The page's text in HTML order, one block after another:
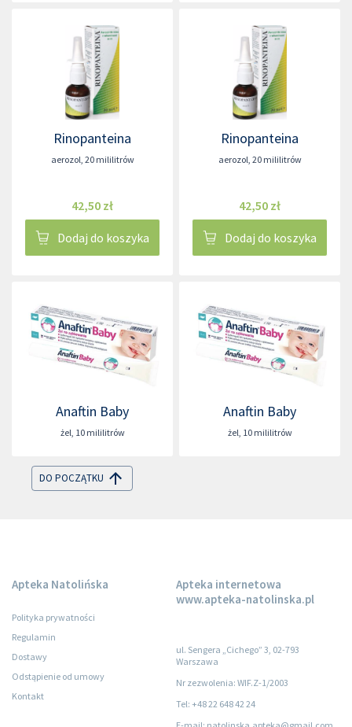
Rinopanteina
aerozol, 20 mililitrów
42,50 zł
Dodaj do koszyka
Rinopanteina
aerozol, 20 mililitrów
42,50 zł
Dodaj do koszyka
Anaftin Baby
żel, 10 mililitrów
Anaftin Baby
żel, 10 mililitrów
DO POCZĄTKU
Apteka Natolińska
Polityka prywatności
Regulamin
Dostawy
Odstąpienie od umowy
Kontakt
Apteka internetowa
www.apteka-natolinska.pl
ul. Sengera „Cichego” 3, 02-793
Warszawa
Nr zezwolenia: WIF.Z-1/2003
Tel: +48 22 648 42 24